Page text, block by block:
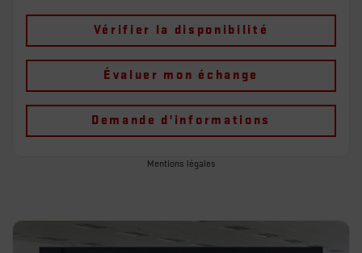
Vérifier la disponibilité
Évaluer mon échange
Demande d'informations
Mentions légales